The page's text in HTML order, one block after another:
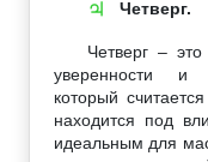
♃ Четверг.
Четверг –
уверенности и
который
находится под
идеальным для